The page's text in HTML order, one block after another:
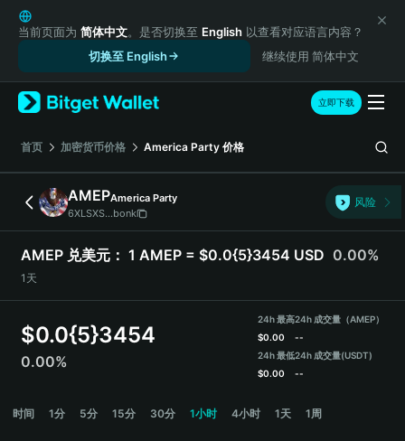
English
日本語
Русский
Español (Latinoamérica)
Türkçe
Italiano
Deutsch
简体中文
繁體中文
Português (Portugal)
Bahasa Indonesia
Español
当前页面为 简体中文。是否切换至 English 以查看对应语言内容？
切换至 English
继续使用 简体中文
立即下载
首页 加密货币价格 America Party 价格
AMEPAmerica Party
6XLSXS...bonk
风险
AMEP 兑美元： 1 AMEP = $0.0{5}3454 USD 0.00%
1天
$0.0{5}3454
0.00%
24h 最高
$0.00
24h 最低
$0.00
24h 成交量（AMEP）
--
24h 成交量(USDT)
--
时间 1分 5分 15分 30分 1小时 4小时 1天 1周